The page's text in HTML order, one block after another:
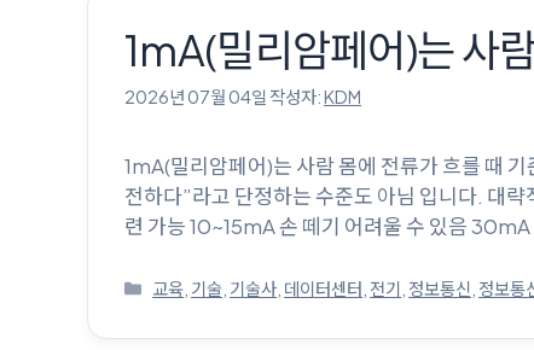
1mA(밀리암페어)는
2026년 07월 04일 작성자:KDM
1mA(밀리암페어)는 사람 몸에 전류가 흐를 때
전하다”라고 단정하는 수준도 아님 입니다. 대
련 가능 10~15mA 손 떼기 어려울 수 있음
카
고
교육 기술 기술사 데이터센터 전기 정보통신 정보통